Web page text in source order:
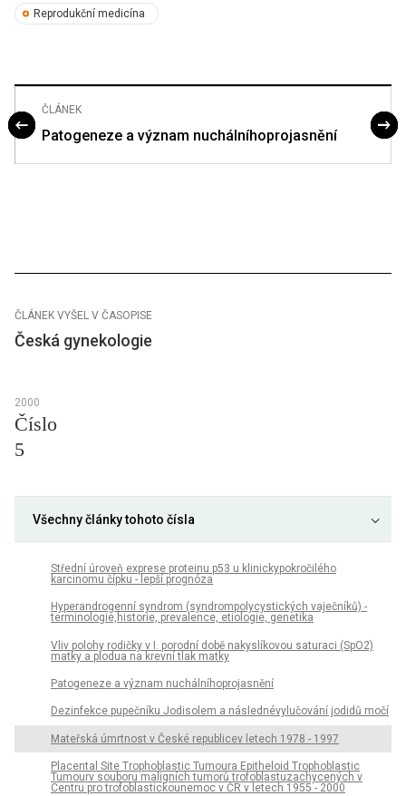
Reprodukční medicína
ČLÁNEK
Patogeneze a význam nuchálníhoprojasnění
ČLÁNEK VYŠEL V ČASOPISE
Česká gynekologie
2000
Číslo
5
Všechny články tohoto čísla
Střední úroveň exprese proteinu p53 u klinickypokročilého
karcinomu čípku - lepší prognóza
Hyperandrogenní syndrom (syndrompolycystických vaječníků) -
terminologie,historie, prevalence, etiologie, genetika
Vliv polohy rodičky v I. porodní době nakyslíkovou saturaci (SpO2)
matky a plodua na krevní tlak matky
Patogeneze a význam nuchálníhoprojasnění
Dezinfekce pupečníku Jodisolem a následnévylučování jodidů močí
Mateřská úmrtnost v České republicev letech 1978 - 1997
Placental Site Trophoblastic Tumoura Epitheloid Trophoblastic
Tumourv souboru maligních tumorů trofoblastuzachycených v
Centru pro trofoblastickounemoc v ČR v letech 1955 - 2000